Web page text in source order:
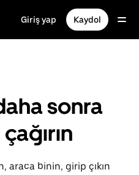
Giriş yap Kaydol
sonra
araca binin, girip çıkın